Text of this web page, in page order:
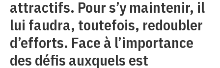
attractifs. Pour s’y maintenir, il
lui faudra, toutefois, redoubler
d’efforts. Face à l’importance
des défis auxquels est